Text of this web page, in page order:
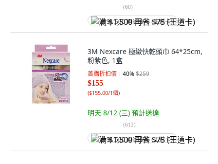
(60)
满 $1,500 再省 $75 (王道卡)
3M Nexcare 極緻快乾頭巾 64*25cm,
粉紫色, 1盒
首購折扣價 40%$259
$155
($155.00/1個)
明天 8/12 (三) 預計送達
(612)
满 $1,500 再省 $75 (王道卡)